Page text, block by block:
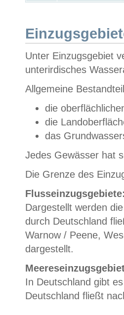
Unter Einzugsgebiet
unterirdisches
Allgemeine
die
die
das
Jedes Gewässer hat
Die Grenze des
Dargestellt werden
durch Deutschland
Warnow / Peene,
dargestellt.
In Deutschland gibt
Deutschland fließt